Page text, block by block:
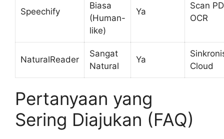
Speechify
Biasa
(Human-
like)
Ya
Scan
OCR
NaturalReader
Sangat
Natural
Ya
Cloud
Pertanyaan yang
Sering Diajukan (FAQ)